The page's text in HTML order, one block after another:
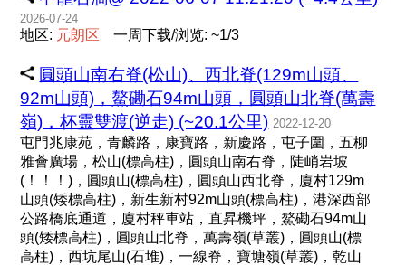
2026-07-24
地区: 元朗 区 一周下载/浏览: ~1/3
圓頭山南右脊(松山)、西北脊(129m山頭、
92m山頭)，鰲磡石94m山頭，圓頭山北脊(萬壽
嶺)，杯靈雙渡(逆走) (~20.1公里) 2022-12-20
屯門兆康苑，青麟路，康寶路，新慶路，屯子圍，五柳
雅薈廣場，松山(標高柱)，圓頭山南右脊，陡峭岩坡
(！！！)，圓頭山(標高柱)，圓頭山西北脊，廈村129m
山頭(矮標高柱)，新生新村92m山頭(標高柱)，港深西部
公路橋底通道，廈村秤車站，直昇機坪，鰲磡石94m山
頭(矮標高柱)，圓頭山北脊，萬壽嶺(草叢)，圓頭山(標
高柱)，西坑尾山(石堆)，一線脊，寶塘嶺(草叢)，乾山